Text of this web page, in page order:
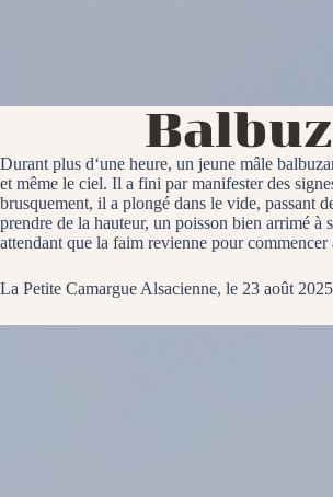
Durant plus d‘une heure, un jeune mâle
et même le ciel. Il a fini par manifester des
brusquement, il a plongé dans le vide, passant
prendre de la hauteur, un poisson bien arrimé à
attendant que la faim revienne pour commencer
La Petite Camargue Alsacienne, le 23 août 2025